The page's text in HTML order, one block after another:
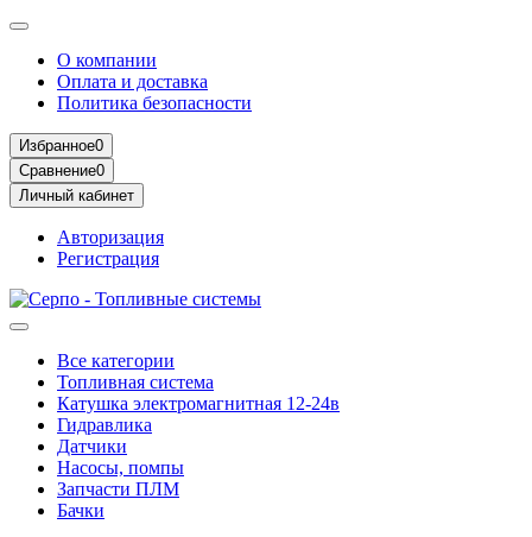
О компании
Оплата и доставка
Политика безопасности
Избранное0
Сравнение0
Личный кабинет
Авторизация
Регистрация
Все категории
Топливная система
Катушка электромагнитная 12-24в
Гидравлика
Датчики
Насосы, помпы
Запчасти ПЛМ
Бачки